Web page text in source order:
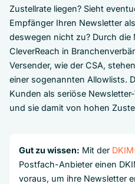
Zustellrate liegen? Sieht
Empfänger Ihren Newsletter
deswegen nicht zu? Durch die
CleverReach in
Versender, wie der CSA,
einer sogenannten Allowlists.
Kunden als seriöse
und sie damit von hohen
Gut zu wissen: Mit der
Postfach-Anbieter einen
voraus, um ihre Newsletter